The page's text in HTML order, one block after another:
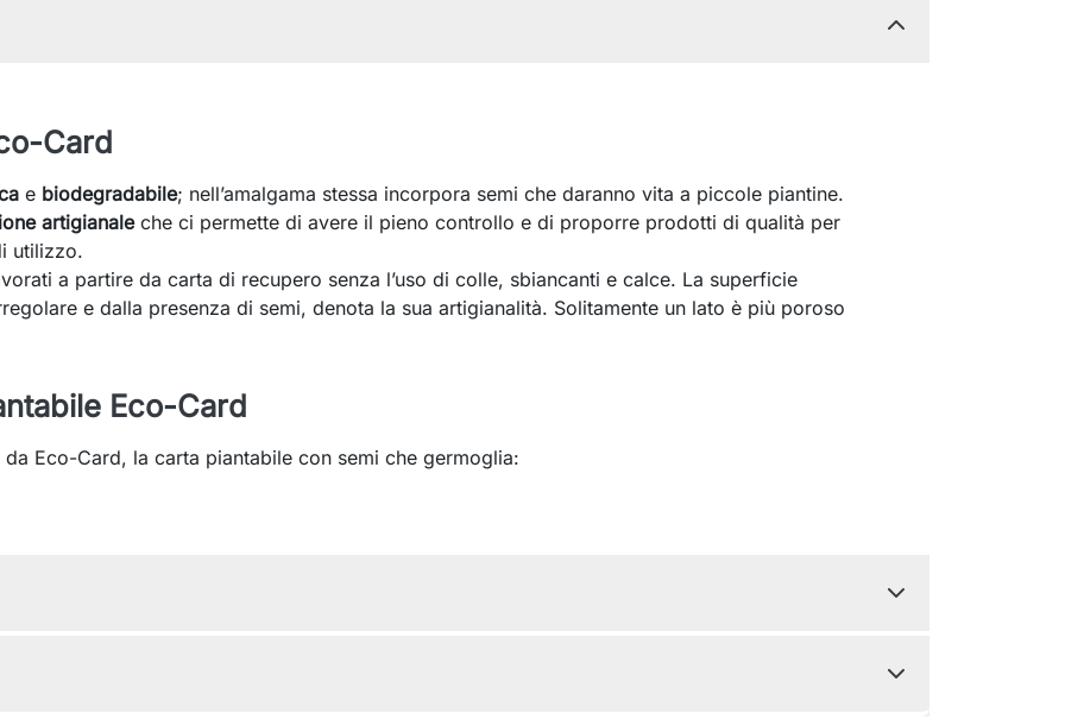
Card
e biodegradabile; nell’amalgama stessa incorpora semi che daranno vita a piccole piantine.
artigianaleche ci permette di avere il pieno controllo e di proporre prodotti di qualità per
utilizzo.
a partire da carta di recupero senza l’uso di colle, sbiancanti e calce. La superficie
e dalla presenza di semi, denota la sua artigianalità. Solitamente un lato è più poroso
Eco-Card
Eco-Card, la carta piantabile con semi che germoglia: